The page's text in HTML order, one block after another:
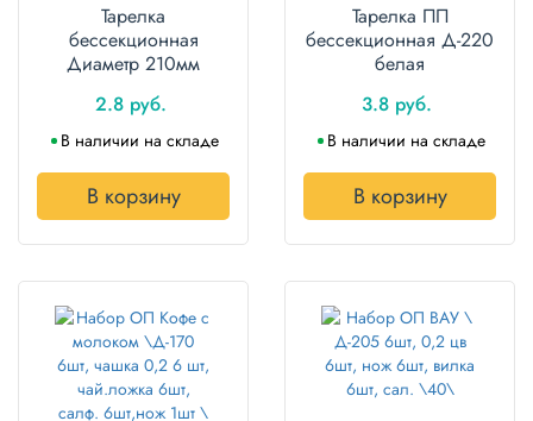
Тарелка
бессекционная
Диаметр 210мм
100шт.
2.8 руб.
В наличии на складе
В корзину
Тарелка ПП
бессекционная Д-220
белая
3.8 руб.
В наличии на складе
В корзину